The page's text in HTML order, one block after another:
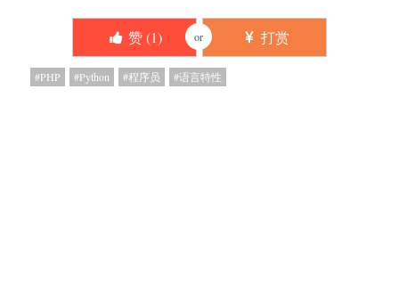
赞 (1) or 打赏
PHP Python 程序员 语言特性